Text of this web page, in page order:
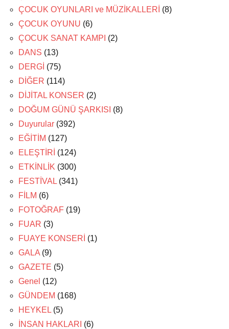
ÇOCUK OYUNLARI ve MÜZİKALLERİ (8)
ÇOCUK OYUNU (6)
ÇOCUK SANAT KAMPI (2)
DANS (13)
DERGİ (75)
DİĞER (114)
DİJİTAL KONSER (2)
DOĞUM GÜNÜ ŞARKISI (8)
Duyurular (392)
EĞİTİM (127)
ELEŞTİRİ (124)
ETKİNLİK (300)
FESTİVAL (341)
FİLM (6)
FOTOĞRAF (19)
FUAR (3)
FUAYE KONSERİ (1)
GALA (9)
GAZETE (5)
Genel (12)
GÜNDEM (168)
HEYKEL (5)
İNSAN HAKLARI (6)